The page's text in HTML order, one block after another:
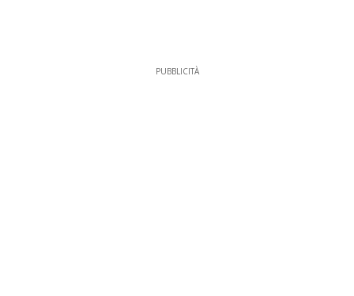
PUBBLICITÀ